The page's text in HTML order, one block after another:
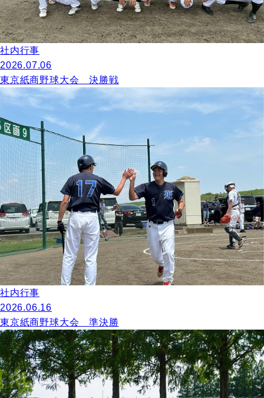
社内行事
2026.07.06
東京紙商野球大会 決勝戦
社内行事
2026.06.16
東京紙商野球大会 準決勝